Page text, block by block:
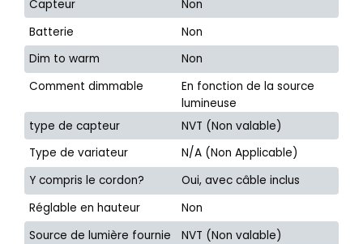
Capteur
Non
Batterie
Non
Dim to warm
Non
Comment dimmable
En fonction de la source
lumineuse
type de capteur
NVT (Non valable)
Type de variateur
N/A (Non Applicable)
Y compris le cordon?
Oui, avec câble inclus
Réglable en hauteur
Non
Source de lumière fournie
NVT (Non valable)